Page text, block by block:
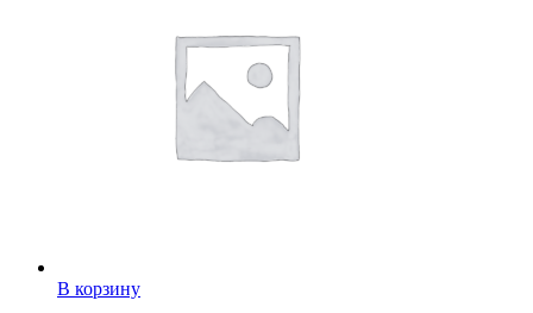
В корзину